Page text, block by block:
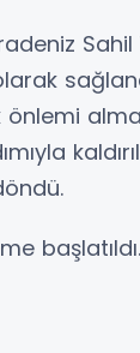
başlatıldı.